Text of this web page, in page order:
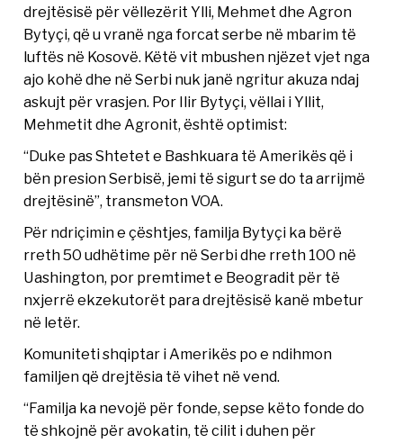
drejtësisë për vëllezërit Ylli, Mehmet dhe Agron
Bytyçi, që u vranë nga forcat serbe në mbarim të
luftës në Kosovë. Këtë vit mbushen njëzet vjet nga
ajo kohë dhe në Serbi nuk janë ngritur akuza ndaj
askujt për vrasjen. Por Ilir Bytyçi, vëllai i Yllit,
Mehmetit dhe Agronit, është optimist:
“Duke pas Shtetet e Bashkuara të Amerikës që i
bën presion Serbisë, jemi të sigurt se do ta arrijmë
drejtësinë”, transmeton VOA.
Për ndriçimin e çështjes, familja Bytyçi ka bërë
rreth 50 udhëtime për në Serbi dhe rreth 100 në
Uashington, por premtimet e Beogradit për të
nxjerrë ekzekutorët para drejtësisë kanë mbetur
në letër.
Komuniteti shqiptar i Amerikës po e ndihmon
familjen që drejtësia të vihet në vend.
“Familja ka nevojë për fonde, sepse këto fonde do
të shkojnë për avokatin, të cilit i duhen për